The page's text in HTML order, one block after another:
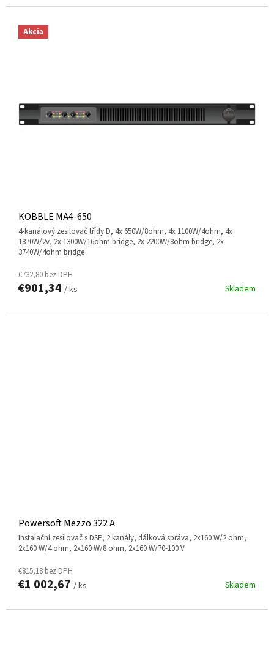
Akcia
KOBBLE MA4-650
4-kanálový zesilovač třídy D, 4x 650W/8ohm, 4x 1100W/4ohm, 4x
1870W/2v, 2x 1300W/16ohm bridge, 2x 2200W/8ohm bridge, 2x
3740W/4ohm bridge
Skladem
€732,80 bez DPH
€901,34 / ks
Powersoft Mezzo 322 A
instalační zesilovač s DSP, 2 kanály, dálková správa, 2x160 W/2 ohm,
2x160 W/4 ohm, 2x160 W/8 ohm, 2x160 W/70-100 V
Skladem
€815,18 bez DPH
€1 002,67 / ks